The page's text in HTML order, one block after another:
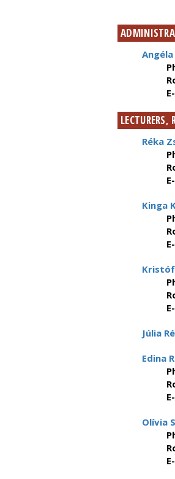
LECTURERS,
Réka
Kinga
Júlia
Edina
Olívia